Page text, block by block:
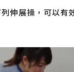
伸展操，可以有